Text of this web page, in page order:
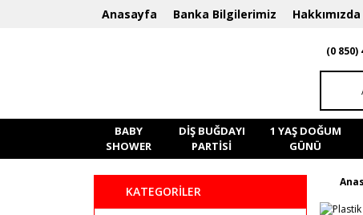
Anasayfa Banka Bilgilerimiz Hakkımızda
(0 850)
BABY
SHOWER
DIŞ BUĞDAYI
PARTISI
1 YAŞ DOĞUM
GÜNÜ
KATEGORİLER